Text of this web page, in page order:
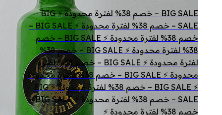
BIG SALE – خصم 38% لفترة محدودة ⚡ BIG
SALE – خصم 38% لفترة محدودة ⚡ BIG SALE –
خصم 38% لفترة محدودة ⚡ BIG SALE – خصم
38% لفترة محدودة ⚡ BIG SALE – خصم 38%
لفترة محدودة ⚡ BIG SALE – خصم 38% لفترة
محدودة ⚡ BIG SALE – خصم 38% لفترة محدودة
⚡ BIG SALE – خصم 38% لفترة محدودة ⚡ BIG
SALE – خصم 38% لفترة محدودة ⚡ BIG SALE –
خصم 38% لفترة محدودة ⚡